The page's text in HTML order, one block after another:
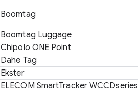
Boomtag
Boomtag Luggage
Chipolo ONE Point
Dahe Tag
Ekster
ELECOM SmartTracker WCCDseries